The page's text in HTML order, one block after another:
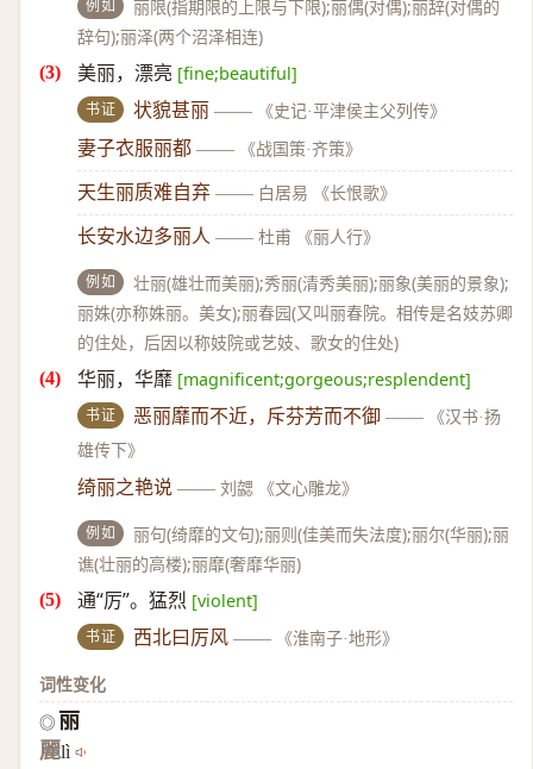
例如
丽限(指期限的上限与下限);丽偶(对偶);丽辞(对偶的
辞句);丽泽(两个沼泽相连)
美丽，漂亮 [fine;beautiful]
书证 状貌甚丽 —— 《史记·平津侯主父列传》
妻子衣服丽都 —— 《战国策·齐策》
天生丽质难自弃 —— 白居易 《长恨歌》
长安水边多丽人 —— 杜甫 《丽人行》
例如
壮丽(雄壮而美丽);秀丽(清秀美丽);丽象(美丽的景象);
丽姝(亦称姝丽。美女);丽春园(又叫丽春院。相传是名妓苏卿
的住处，后因以称妓院或艺妓、歌女的住处)
华丽，华靡 [magnificent;gorgeous;resplendent]
书证 恶丽靡而不近，斥芬芳而不御 ——
《汉书·扬
雄传下》
绮丽之艳说 —— 刘勰 《文心雕龙》
例如
丽句(绮靡的文句);丽则(佳美而失法度);丽尔(华丽);丽
谯(壮丽的高楼);丽靡(奢靡华丽)
通“厉”。猛烈 [violent]
书证 西北曰厉风 —— 《淮南子·地形》
词性变化
◎ 丽
麗lì